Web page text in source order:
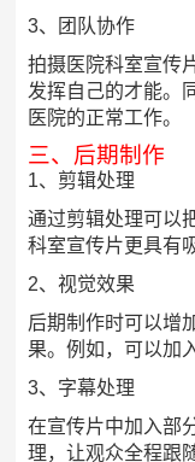
3、团队协作
拍摄医院科室宣传
发挥自己的才能。
医院的正常工作。
三、后期制作
1、剪辑处理
通过剪辑处理可以
科室宣传片更具有
2、视觉效果
后期制作时可以增
果。例如，可以加
3、字幕处理
在宣传片中加入部
理，让观众全程跟